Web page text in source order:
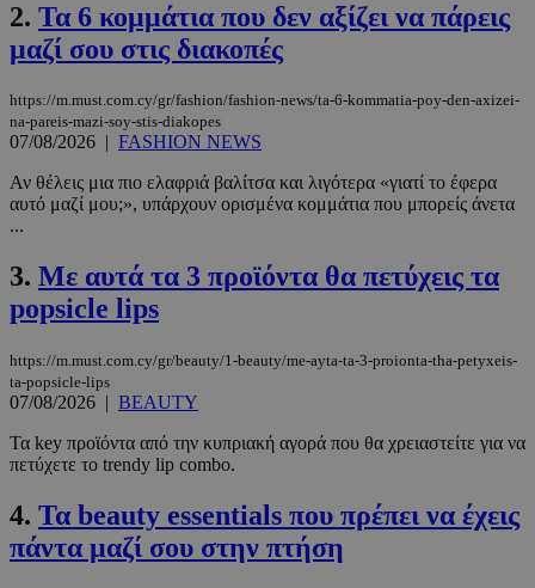
2. Τα 6 κομμάτια που δεν αξίζει να πάρεις
μαζί σου στις διακοπές
https://m.must.com.cy/gr/fashion/fashion-news/ta-6-kommatia-poy-den-axizei-
na-pareis-mazi-soy-stis-diakopes
07/08/2026 | FASHION NEWS
Αν θέλεις μια πιο ελαφριά βαλίτσα και λιγότερα «γιατί το έφερα
αυτό μαζί μου;», υπάρχουν ορισμένα κομμάτια που μπορείς άνετα
...
3. Με αυτά τα 3 προϊόντα θα πετύχεις τα
popsicle lips
https://m.must.com.cy/gr/beauty/1-beauty/me-ayta-ta-3-proionta-tha-petyxeis-
ta-popsicle-lips
07/08/2026 | BEAUTY
Τα key προϊόντα από την κυπριακή αγορά που θα χρειαστείτε για να
πετύχετε το trendy lip combo.
4. Τα beauty essentials που πρέπει να έχεις
πάντα μαζί σου στην πτήση